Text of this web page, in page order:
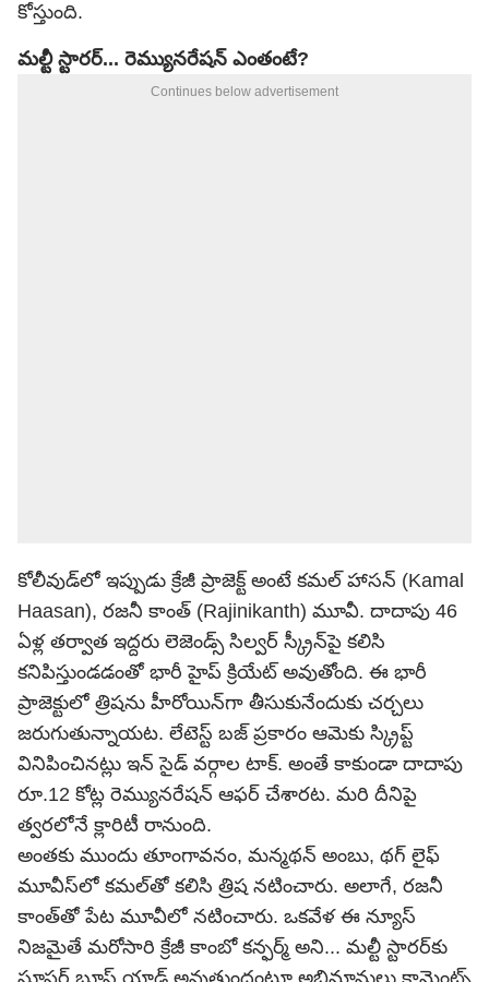
కోస్తుంది.
మల్టీ స్టారర్‌... రెమ్యునరేషన్ ఎంతంటే?
Continues below advertisement
కోలీవుడ్‌లో ఇప్పుడు క్రేజీ ప్రాజెక్ట్ అంటే కమల్ హాసన్ (Kamal
Haasan), రజనీ కాంత్ (Rajinikanth) మూవీ. దాదాపు 46
ఏళ్ల తర్వాత ఇద్దరు లెజెండ్స్ సిల్వర్ స్క్రీన్‌పై కలిసి
కనిపిస్తుండడంతో భారీ హైప్ క్రియేట్ అవుతోంది. ఈ భారీ
ప్రాజెక్టులో త్రిషను హీరోయిన్‌గా తీసుకునేందుకు చర్చలు
జరుగుతున్నాయట. లేటెస్ట్ బజ్ ప్రకారం ఆమెకు స్క్రిప్ట్
వినిపించినట్లు ఇన్ సైడ్ వర్గాల టాక్. అంతే కాకుండా దాదాపు
రూ.12 కోట్ల రెమ్యునరేషన్ ఆఫర్ చేశారట. మరి దీనిపై
త్వరలోనే క్లారిటీ రానుంది.
అంతకు ముందు తూంగావనం, మన్మథన్ అంబు, థగ్ లైఫ్
మూవీస్‌లో కమల్‌తో కలిసి త్రిష నటించారు. అలాగే, రజనీ
కాంత్‌తో పేట మూవీలో నటించారు. ఒకవేళ ఈ న్యూస్
నిజమైతే మరోసారి క్రేజీ కాంబో కన్ఫర్మ్ అని... మల్టీ స్టారర్‌కు
సూపర్ బూస్ట్ యాడ్ అవుతుందంటూ అభిమానులు కామెంట్స్